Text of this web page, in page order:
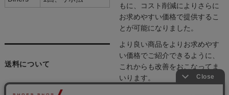
送料について
もに、コスト削減によりさらに
お求めやすい価格で提供するこ
とが可能になりました。
より良い商品をよりお求めやす
い価格でご紹介できるように、
これからも改善をおこなってま
いります。